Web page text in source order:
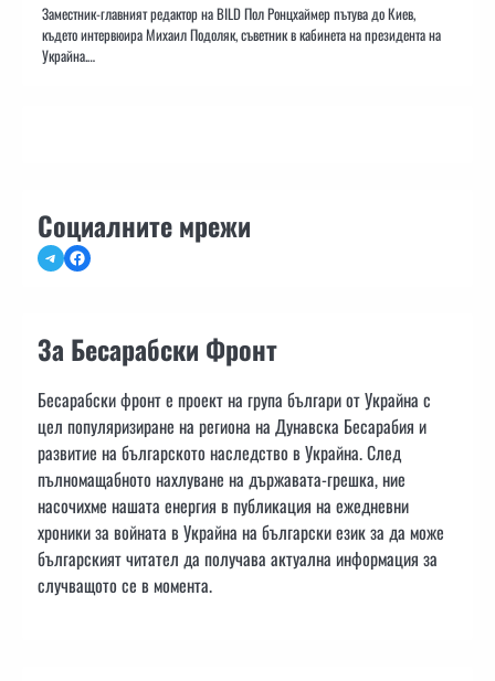
Заместник-главният редактор на BILD Пол Ронцхаймер пътува до Киев,
където интервюира Михаил Подоляк, съветник в кабинета на президента на
Украйна.…
Социалните мрежи
TelegramFacebook
За Бесарабски Фронт
Бесарабски фронт е проект на група българи от Украйна с
цел популяризиране на региона на Дунавска Бесарабия и
развитие на българското наследство в Украйна. След
пълномащабното нахлуване на държавата-грешка, ние
насочихме нашата енергия в публикация на ежедневни
хроники за войната в Украйна на български език за да може
българският читател да получава актуална информация за
случващото се в момента.